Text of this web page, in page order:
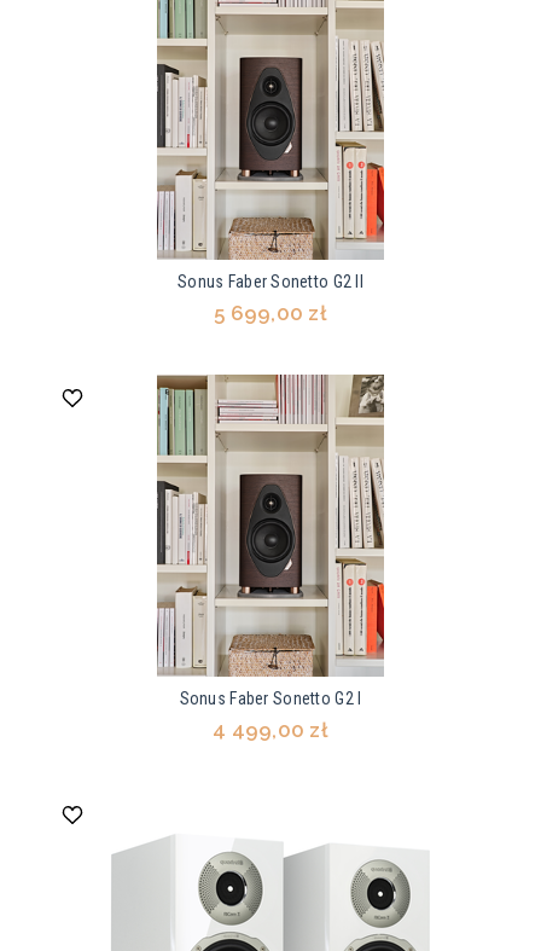
Sonus Faber Sonetto G2 II
5 699,00 zł
Sonus Faber Sonetto G2 I
4 499,00 zł